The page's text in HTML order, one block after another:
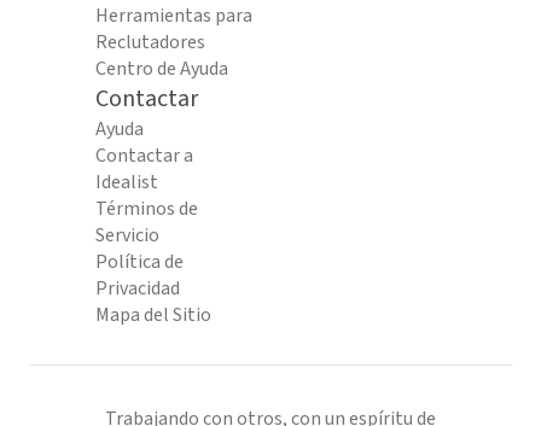
Herramientas para
Reclutadores
Centro de Ayuda
Contactar
Ayuda
Contactar a
Idealist
Términos de
Servicio
Política de
Privacidad
Mapa del Sitio
Trabajando con otros, con un espíritu de